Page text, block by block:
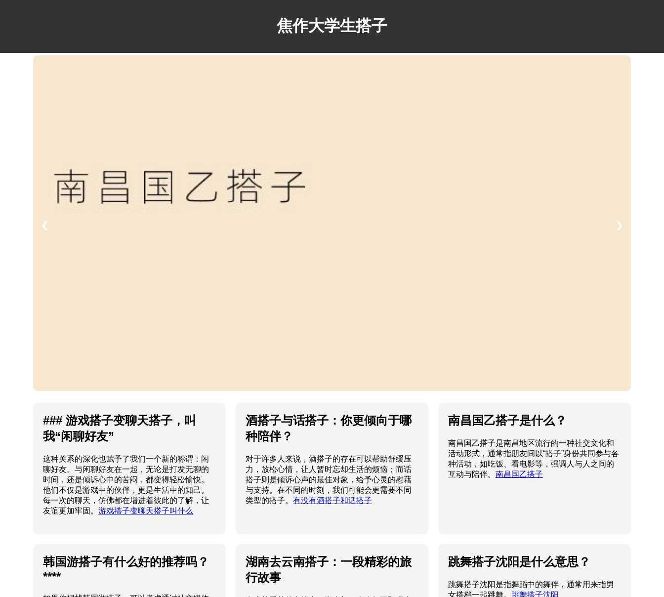
焦作大学生搭子
❮ ❯
### 游戏搭子变聊天搭子，叫
我“闲聊好友”
这种关系的深化也赋予了我们一个新的称谓：闲
聊好友。与闲聊好友在一起，无论是打发无聊的
时间，还是倾诉心中的苦闷，都变得轻松愉快。
他们不仅是游戏中的伙伴，更是生活中的知己。
每一次的聊天，仿佛都在增进着彼此的了解，让
友谊更加牢固。游戏搭子变聊天搭子叫什么
酒搭子与话搭子：你更倾向于哪
种陪伴？
对于许多人来说，酒搭子的存在可以帮助舒缓压
力，放松心情，让人暂时忘却生活的烦恼；而话
搭子则是倾诉心声的最佳对象，给予心灵的慰藉
与支持。在不同的时刻，我们可能会更需要不同
类型的搭子。有没有酒搭子和话搭子
南昌国乙搭子是什么？
南昌国乙搭子是南昌地区流行的一种社交文化和
活动形式，通常指朋友间以“搭子”身份共同参与各
种活动，如吃饭、看电影等，强调人与人之间的
互动与陪伴。 南昌国乙搭子
韩国游搭子有什么好的推荐吗？
****
湖南去云南搭子：一段精彩的旅
行故事
跳舞搭子沈阳是什么意思？
跳舞搭子沈阳是指舞蹈中的舞伴，通常用来指男
女搭档一起跳舞。 跳舞搭子沈阳